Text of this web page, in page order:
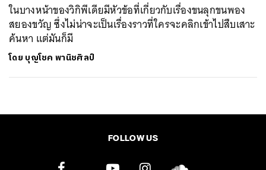
ในบางหน้าของวิกิพีเดียมีหัวข้อที่เกี่ยวกับเรื่องขนลุกขนพอง
สยองขวัญ ซึ่งไม่น่าจะเป็นเรื่องราวที่ใครจะคลิกเข้าไปสืบเสาะ
ค้นหา แต่มันก็มี
โดย บุญโชค พานิชศิลป์
FOLLOW US